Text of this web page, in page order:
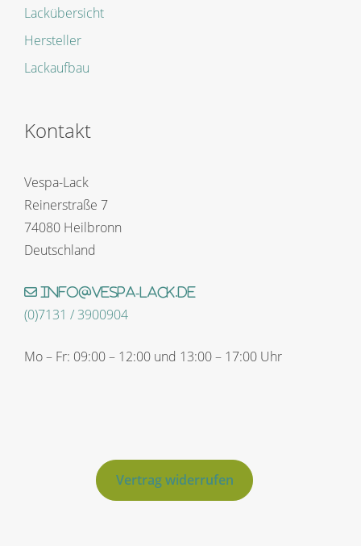
Lackübersicht
Hersteller
Lackaufbau
Kontakt
Vespa-Lack
Reinerstraße 7
74080 Heilbronn
Deutschland
info@vespa-lack.de
(0)7131 / 3900904
Mo – Fr: 09:00 – 12:00 und 13:00 – 17:00 Uhr
Vertrag widerrufen